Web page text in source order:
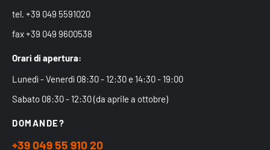
tel. +39 049 5591020
fax +39 049 9600538
Orari di apertura:
Lunedì - Venerdì 08:30 - 12:30 e 14:30 - 19:00
Sabato 08:30 - 12:30 (da aprile a ottobre)
DOMANDE?
+39 049 55 910 20